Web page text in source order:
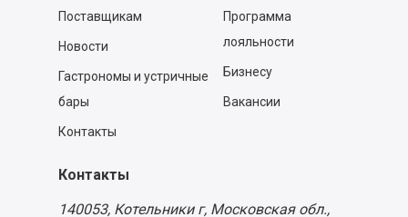
Поставщикам
Новости
Гастрономы и устричные
бары
Контакты
Программа
лояльности
Бизнесу
Вакансии
Контакты
140053, Котельники г, Московская обл.,